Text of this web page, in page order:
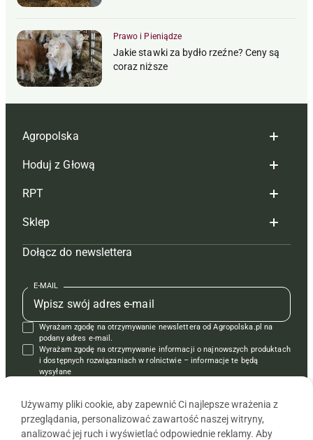
Prawo i Pieniądze
Jakie stawki za bydło rzeźne? Ceny są
coraz niższe
Agropolska
Redakcja
Reklama
Tagi
Mapa serwisu
Kontakt
Regulamin
Polityka prywatności
Hoduj z Głową
Hoduj z głową bydło
Hoduj z głową świnie
Prenumerata
Redakcja
Kontakt
Reklama
RPT
Redakcja
Prenumerata
Reklama
Kontakt
Krzyżówki
Sklep
Czasopisma i prenumerata
Książki
Regulamin
Dołącz do newslettera
E-MAIL
Wyrażam zgodę na otrzymywanie newslettera od Agropolska.pl na
podany adres e-mail.
Wyrażam zgodę na otrzymywanie informacji o najnowszych produktach
i dostępnych rozwiązaniach w rolnictwie – informacje te będą
wysyłane
Używamy pliki cookie, aby zapewnić Ci najlepsze wrażenia z
przeglądania, personalizować zawartość naszej witryny,
analizować jej ruch i wyświetlać odpowiednie reklamy. Aby